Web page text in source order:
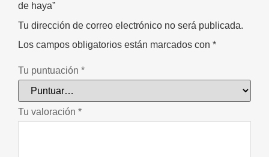
de haya”
Tu dirección de correo electrónico no será publicada.
Los campos obligatorios están marcados con *
Tu puntuación *
Tu valoración *